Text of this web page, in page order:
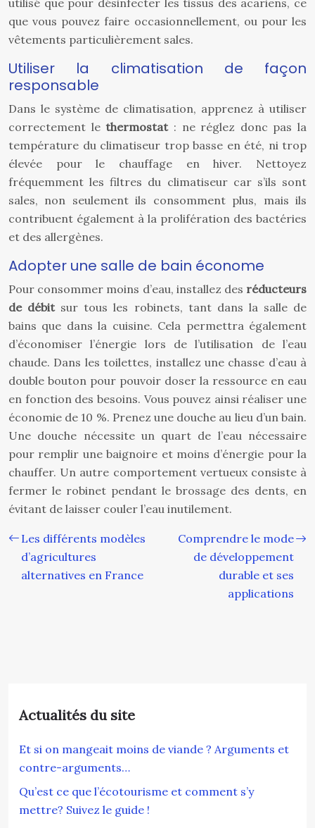
utilisé que pour désinfecter les tissus des acariens, ce
que vous pouvez faire occasionnellement, ou pour les
vêtements particulièrement sales.
Utiliser la climatisation de façon
responsable
Dans le système de climatisation, apprenez à utiliser
correctement lethermostat: ne réglez donc pas la
température du climatiseur trop basse en été, ni trop
élevée pour le chauffage en hiver. Nettoyez
fréquemment les filtres du climatiseur car s’ils sont
sales, non seulement ils consomment plus, mais ils
contribuent également à la prolifération des bactéries
et des allergènes.
Adopter une salle de bain économe
Pour consommer moins d’eau, installez des réducteurs
de débitsur tous les robinets, tant dans la salle de
bains que dans la cuisine. Cela permettra également
d’économiser l’énergie lors de l’utilisation de l’eau
chaude. Dans les toilettes, installez une chasse d’eau à
double bouton pour pouvoir doser la ressource en eau
en fonction des besoins. Vous pouvez ainsi réaliser une
économie de 10 %. Prenez une douche au lieu d’un bain.
Une douche nécessite un quart de l’eau nécessaire
pour remplir une baignoire et moins d’énergie pour la
chauffer. Un autre comportement vertueux consiste à
fermer le robinet pendant le brossage des dents, en
évitant de laisser couler l’eau inutilement.
Les différents modèles
d’agricultures
alternatives en France
Comprendre le mode
de développement
durable et ses
applications
Actualités du site
Et si on mangeait moins de viande ? Arguments et
contre-arguments…
Qu’est ce que l’écotourisme et comment s’y
mettre? Suivez le guide !